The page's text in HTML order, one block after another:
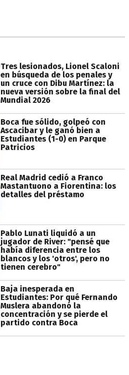
Tres lesionados, Lionel Scaloni
en búsqueda de los penales y
un cruce con Dibu Martínez: la
nueva versión sobre la final del
Mundial 2026
Boca fue sólido, golpeó con
Ascacibar y le ganó bien a
Estudiantes (1-0) en Parque
Patricios
Real Madrid cedió a Franco
Mastantuono a Fiorentina: los
detalles del préstamo
Pablo Lunati liquidó a un
jugador de River: "pensé que
había diferencia entre los
blancos y los 'otros', pero no
tienen cerebro"
Baja inesperada en
Estudiantes: Por qué Fernando
Muslera abandonó la
concentración y se pierde el
partido contra Boca